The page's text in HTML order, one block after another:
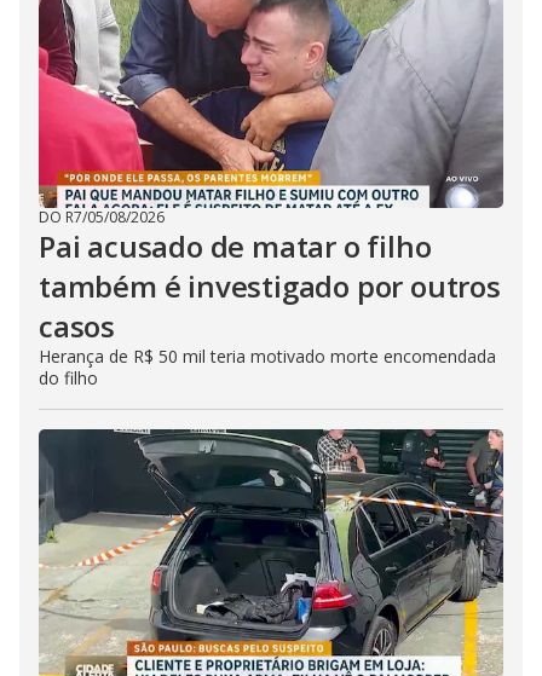
DO R7/05/08/2026
Pai acusado de matar o filho
também é investigado por outros
casos
Herança de R$ 50 mil teria motivado morte encomendada
do filho